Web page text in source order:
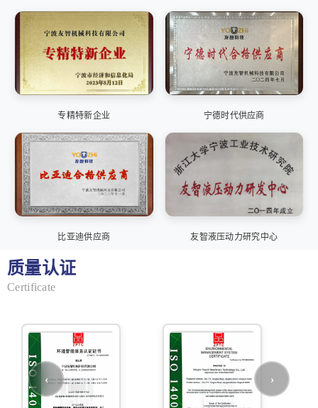
专精特新企业 宁德时代供应商
比亚迪供应商 友智液压动力研究中心
质量认证
Certificate